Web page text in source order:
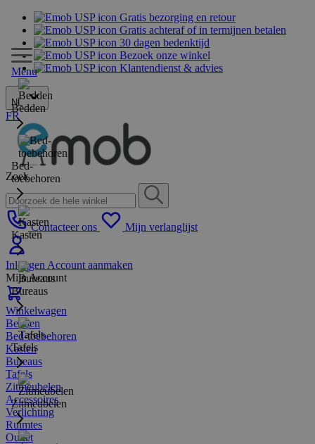
Gratis bezorging en retour
Gratis achteraf of in termijnen betalen
30 dagen bedenktijd
Bezoek onze winkel
Klantendienst & advies
NL
FR
Zoek
Contacteer ons Mijn verlanglijst
Inloggen Account aanmaken
Mijn Account
Winkelwagen
Menu
Bedden
Bed-
toebehoren
Kasten
Bureaus
Tafels
Zitmeubelen
Bedden
Bed-toebehoren
Kasten
Bureaus
Tafels
Zitmeubelen
Accessoires
Verlichting
Ruimtes
Outlet